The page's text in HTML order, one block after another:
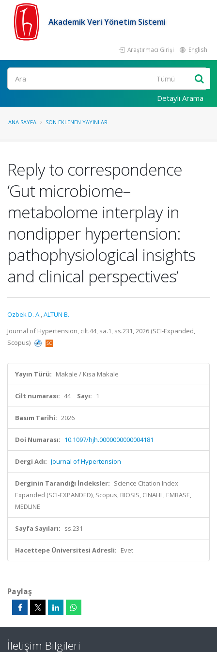
Akademik Veri Yönetim Sistemi
Araştırmacı Girişi English
Ara
Detaylı Arama
ANA SAYFA SON EKLENEN YAYINLAR
Reply to correspondence
‘Gut microbiome–
metabolome interplay in
nondipper hypertension:
pathophysiological insights
and clinical perspectives’
Ozbek D. A.,ALTUN B.
Journal of Hypertension, cilt.44, sa.1, ss.231, 2026 (SCI-Expanded,
Scopus)
Yayın Türü: Makale / Kısa Makale
Cilt numarası: 44 Sayı: 1
Basım Tarihi: 2026
Doi Numarası: 10.1097/hjh.0000000000004181
Dergi Adı: Journal of Hypertension
Derginin Tarandığı İndeksler: Science Citation Index
Expanded (SCI-EXPANDED), Scopus, BIOSIS, CINAHL, EMBASE,
MEDLINE
Sayfa Sayıları: ss.231
Hacettepe Üniversitesi Adresli: Evet
Paylaş
İletişim Bilgileri